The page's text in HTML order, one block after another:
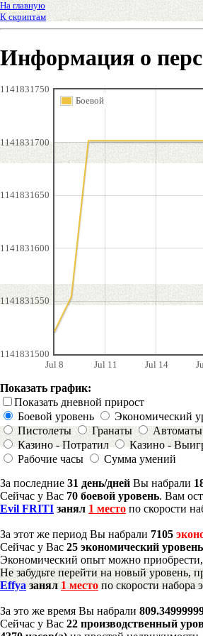
На главную
К скриптам
Информация о
Jul 8 Jul 11 Jul 14
1141831500
1141831550
1141831600
1141831650
1141831700
1141831750
Боевой
Показать график:
Показать дневной прирост
Боевой уровень
Экономический
Пистолеты
Гранаты Автоматы
Казино - Потратил
Казино -
Рабочие часы
Сумма умений
За последние 31 день/дней Вы набрали
Сейчас у Вас 70 боевой уровень. Вам
Evil FRITI занял 1 место по скорости
За этот же период Вы набрали 7105
Сейчас у Вас 25 экономический уровень
Экономический опыт можно
Не забудьте перейти на новый уровень,
Effyaзанял1 место по скорости набора
За это же время Вы набрали
Сейчас у Вас 22 производственный